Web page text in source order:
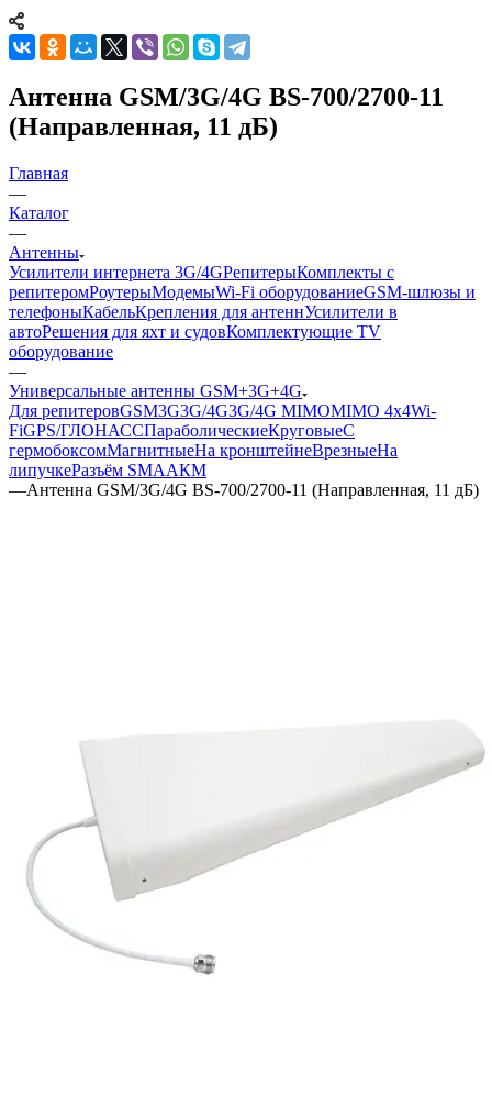
Антенна GSM/3G/4G BS-700/2700-11
(Направленная, 11 дБ)
Главная
—
Каталог
—
Антенны
Усилители интернета 3G/4GРепитерыКомплекты с
репитеромРоутерыМодемыWi-Fi оборудованиеGSM-шлюзы и
телефоныКабельКрепления для антеннУсилители в
автоРешения для яхт и судовКомплектующие TV
оборудование
—
Универсальные антенны GSM+3G+4G
Для репитеровGSM3G3G/4G3G/4G MIMOMIMO 4x4Wi-
FiGPS/ГЛОНАССПараболическиеКруговыеС
гермобоксомМагнитныеНа кронштейнеВрезныеНа
липучкеРазъём SMAАКМ
—Антенна GSM/3G/4G BS-700/2700-11 (Направленная, 11 дБ)